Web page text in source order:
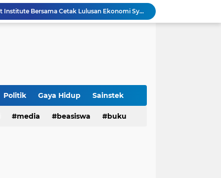
UIN Bandung - Muamalat Institute Bersama Cetak Lulusan Ekonomi Syariah yang Kompeten dan Berkah
3 Narasumber Seminar PAI UIN Jakarta Soroti Polemik Anggaran Pendidikan untuk MBG
untuk Munas-Kobes NU
Politik Gaya Hidup Sainstek
media beasiswa buku